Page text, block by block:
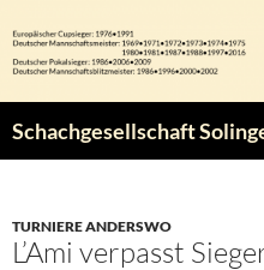
Inhalt
springen
Schachgesellschaft
TURNIERE ANDERSWO
L’Ami verpasst